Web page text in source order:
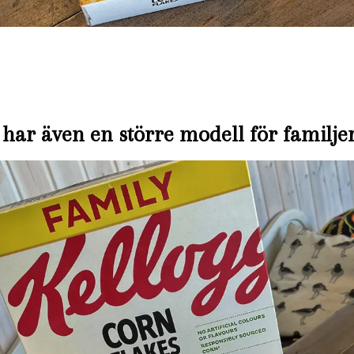
har även en större modell för